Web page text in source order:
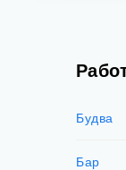
Будва
Бар